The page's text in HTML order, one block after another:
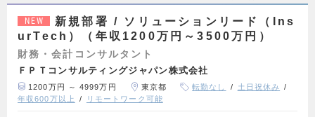
NEW
新規部署 / ソリューションリード（Ins
urTech）（年収1200万円～3500万円）
財務・会計コンサルタント
ＦＰＴコンサルティングジャパン株式会社
1200万円 ～ 4999万円 東京都 転勤なし
土日祝休み
年収600万以上
リモートワーク可能